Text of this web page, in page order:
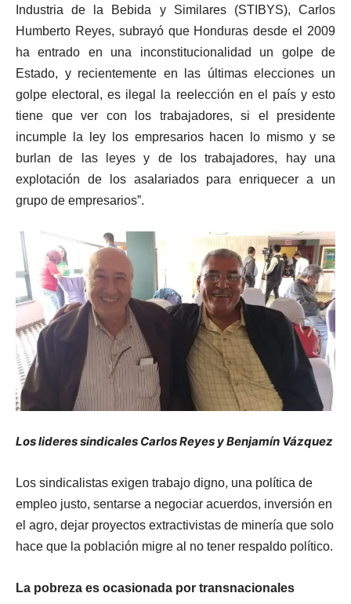
Industria de la Bebida y Similares (STIBYS), Carlos
Humberto Reyes, subrayó que Honduras desde el 2009
ha entrado en una inconstitucionalidad un golpe de
Estado, y recientemente en las últimas elecciones un
golpe electoral, es ilegal la reelección en el país y esto
tiene que ver con los trabajadores, si el presidente
incumple la ley los empresarios hacen lo mismo y se
burlan de las leyes y de los trabajadores, hay una
explotación de los asalariados para enriquecer a un
grupo de empresarios”.
Los lideres sindicales Carlos Reyes y Benjamín Vázquez
Los sindicalistas exigen trabajo digno, una política de
empleo justo, sentarse a negociar acuerdos, inversión en
el agro, dejar proyectos extractivistas de minería que solo
hace que la población migre al no tener respaldo político.
La pobreza es ocasionada por transnacionales